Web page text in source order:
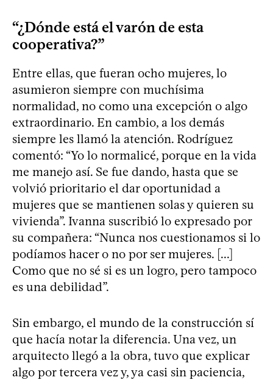
“¿Dónde está el varón de esta
cooperativa?”
Entre ellas, que fueran ocho mujeres, lo
asumieron siempre con muchísima
normalidad, no como una excepción o algo
extraordinario. En cambio, a los demás
siempre les llamó la atención. Rodríguez
comentó: “Yo lo normalicé, porque en la vida
me manejo así. Se fue dando, hasta que se
volvió prioritario el dar oportunidad a
mujeres que se mantienen solas y quieren su
vivienda”. Ivanna suscribió lo expresado por
su compañera: “Nunca nos cuestionamos si lo
podíamos hacer o no por ser mujeres. [...]
Como que no sé si es un logro, pero tampoco
es una debilidad”.
Sin embargo, el mundo de la construcción sí
que hacía notar la diferencia. Una vez, un
arquitecto llegó a la obra, tuvo que explicar
algo por tercera vez y, ya casi sin paciencia,